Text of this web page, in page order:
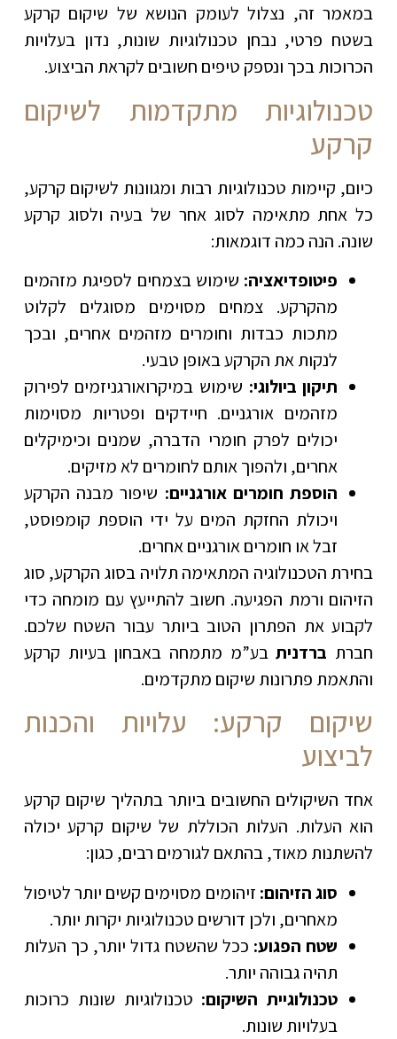
במאמר זה, נצלול לעומק הנושא של שיקום קרקע
בשטח פרטי, נבחן טכנולוגיות שונות, נדון בעלויות
הכרוכות בכך ונספק טיפים חשובים לקראת הביצוע.
טכנולוגיות מתקדמות לשיקום
קרקע
כיום, קיימות טכנולוגיות רבות ומגוונות לשיקום קרקע,
כל אחת מתאימה לסוג אחר של בעיה ולסוג קרקע
שונה. הנה כמה דוגמאות:
פיטופדיאציה: שימוש בצמחים לספיגת מזהמים
מהקרקע. צמחים מסוימים מסוגלים לקלוט
מתכות כבדות וחומרים מזהמים אחרים, ובכך
לנקות את הקרקע באופן טבעי.
תיקון ביולוגי: שימוש במיקרואורגניזמים לפירוק
מזהמים אורגניים. חיידקים ופטריות מסוימות
יכולים לפרק חומרי הדברה, שמנים וכימיקלים
אחרים, ולהפוך אותם לחומרים לא מזיקים.
הוספת חומרים אורגניים: שיפור מבנה הקרקע
ויכולת החזקת המים על ידי הוספת קומפוסט,
זבל או חומרים אורגניים אחרים.
בחירת הטכנולוגיה המתאימה תלויה בסוג הקרקע, סוג
הזיהום ורמת הפגיעה. חשוב להתייעץ עם מומחה כדי
לקבוע את הפתרון הטוב ביותר עבור השטח שלכם.
חברת ברדניתבע”מ מתמחה באבחון בעיות קרקע
והתאמת פתרונות שיקום מתקדמים.
שיקום קרקע: עלויות והכנות
לביצוע
אחד השיקולים החשובים ביותר בתהליך שיקום קרקע
הוא העלות. העלות הכוללת של שיקום קרקע יכולה
להשתנות מאוד, בהתאם לגורמים רבים, כגון:
סוג הזיהום: זיהומים מסוימים קשים יותר לטיפול
מאחרים, ולכן דורשים טכנולוגיות יקרות יותר.
שטח הפגוע: ככל שהשטח גדול יותר, כך העלות
תהיה גבוהה יותר.
טכנולוגיית השיקום: טכנולוגיות שונות כרוכות
בעלויות שונות.